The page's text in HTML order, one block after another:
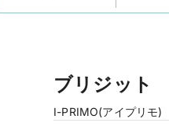
ブリジット
I-PRIMO(アイプリモ)